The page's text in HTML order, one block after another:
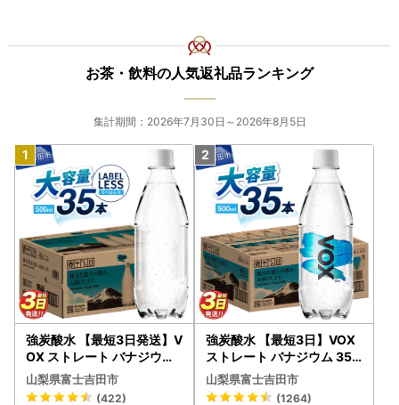
お茶・飲料の人気返礼品ランキング
集計期間：2026年7月30日～2026年8月5日
強炭酸水 【最短3日発送】V
OX ストレート バナジウム
強炭酸水 35本 500ml ラベ
ルレス【富士吉田市限定カ
山梨県富士吉田市
(422)
強炭酸水 【最短3日】VOX
ストレート バナジウム 35
本 500ml 【富士吉田市限
定カートン】炭酸
山梨県富士吉田市
(1264)